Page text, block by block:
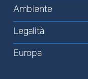
Ambiente
Legalità
Europa